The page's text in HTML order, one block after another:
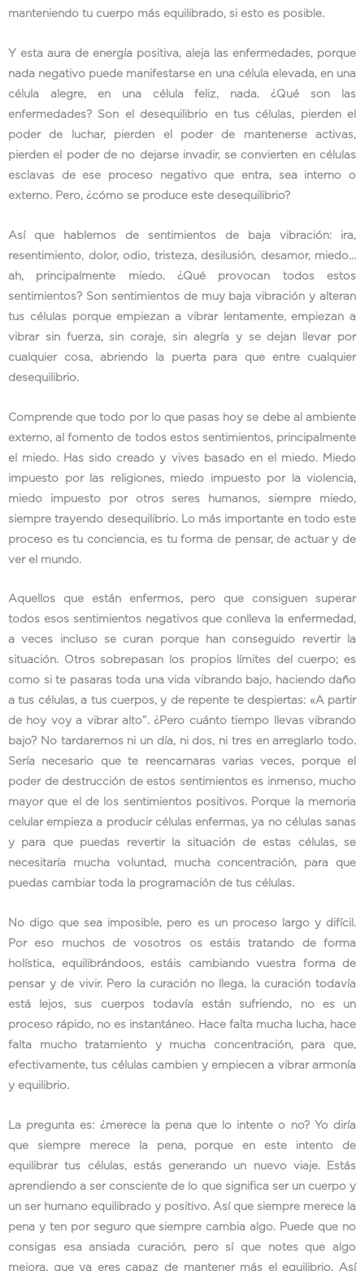
manteniendo tu cuerpo más equilibrado, si esto es posible.
Y esta aura de energía positiva, aleja las enfermedades, porque
nada negativo puede manifestarse en una célula elevada, en una
célula alegre, en una célula feliz, nada. ¿Qué son las
enfermedades? Son el desequilibrio en tus células, pierden el
poder de luchar, pierden el poder de mantenerse activas,
pierden el poder de no dejarse invadir, se convierten en células
esclavas de ese proceso negativo que entra, sea interno o
externo. Pero, ¿cómo se produce este desequilibrio?
Así que hablemos de sentimientos de baja vibración: ira,
resentimiento, dolor, odio, tristeza, desilusión, desamor, miedo…
ah, principalmente miedo. ¿Qué provocan todos estos
sentimientos? Son sentimientos de muy baja vibración y alteran
tus células porque empiezan a vibrar lentamente, empiezan a
vibrar sin fuerza, sin coraje, sin alegría y se dejan llevar por
cualquier cosa, abriendo la puerta para que entre cualquier
desequilibrio.
Comprende que todo por lo que pasas hoy se debe al ambiente
externo, al fomento de todos estos sentimientos, principalmente
el miedo. Has sido creado y vives basado en el miedo. Miedo
impuesto por las religiones, miedo impuesto por la violencia,
miedo impuesto por otros seres humanos, siempre miedo,
siempre trayendo desequilibrio. Lo más importante en todo este
proceso es tu conciencia, es tu forma de pensar, de actuar y de
ver el mundo.
Aquellos que están enfermos, pero que consiguen superar
todos esos sentimientos negativos que conlleva la enfermedad,
a veces incluso se curan porque han conseguido revertir la
situación. Otros sobrepasan los propios límites del cuerpo; es
como si te pasaras toda una vida vibrando bajo, haciendo daño
a tus células, a tus cuerpos, y de repente te despiertas: «A partir
de hoy voy a vibrar alto”. ¿Pero cuánto tiempo llevas vibrando
bajo? No tardaremos ni un día, ni dos, ni tres en arreglarlo todo.
Sería necesario que te reencarnaras varias veces, porque el
poder de destrucción de estos sentimientos es inmenso, mucho
mayor que el de los sentimientos positivos. Porque la memoria
celular empieza a producir células enfermas, ya no células sanas
y para que puedas revertir la situación de estas células, se
necesitaría mucha voluntad, mucha concentración, para que
puedas cambiar toda la programación de tus células.
No digo que sea imposible, pero es un proceso largo y difícil.
Por eso muchos de vosotros os estáis tratando de forma
holística, equilibrándoos, estáis cambiando vuestra forma de
pensar y de vivir. Pero la curación no llega, la curación todavía
está lejos, sus cuerpos todavía están sufriendo, no es un
proceso rápido, no es instantáneo. Hace falta mucha lucha, hace
falta mucho tratamiento y mucha concentración, para que,
efectivamente, tus células cambien y empiecen a vibrar armonía
y equilibrio.
La pregunta es: ¿merece la pena que lo intente o no? Yo diría
que siempre merece la pena, porque en este intento de
equilibrar tus células, estás generando un nuevo viaje. Estás
aprendiendo a ser consciente de lo que significa ser un cuerpo y
un ser humano equilibrado y positivo. Así que siempre merece la
pena y ten por seguro que siempre cambia algo. Puede que no
consigas esa ansiada curación, pero sí que notes que algo
mejora, que ya eres capaz de mantener más el equilibrio. Así